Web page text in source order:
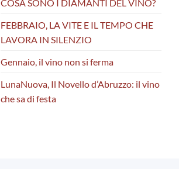
COSA SONO I DIAMANTI DEL VINO?
FEBBRAIO, LA VITE E IL TEMPO CHE
LAVORA IN SILENZIO
Gennaio, il vino non si ferma
LunaNuova, Il Novello d’Abruzzo: il vino
che sa di festa